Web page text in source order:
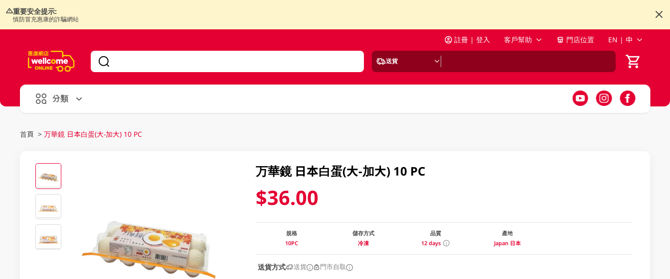
重要安全提示:
慎防冒充惠康的詐騙網站
註冊 | 登入 客戶幫助 門店位置 EN | 中
送貨
分類
首頁 > 万華鏡 日本白蛋(大-加大) 10 PC
万華鏡 日本白蛋(大-加大) 10 PC
$36.00
規格
10PC
儲存方式
冷凍
品質
12 days
產地
Japan 日本
送貨方式 送貨 門市自取